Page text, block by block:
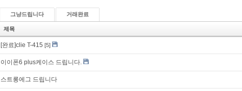
그냥드립니다 거래완료
제목
[완료]clie T-415 [5]
이이폰6 plus케이스 드립니다.
스트롱에그 드립니다